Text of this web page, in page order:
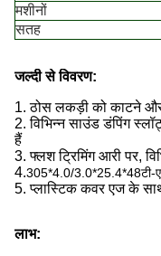
मशीनों
सतह
जल्दी से विवरण:
1. ठोस लकड़ी को काटने
2. विभिन्न साउंड डंपिंग
हैं
3. फ्लश ट्रिमिंग आरी पर,
4.305*4.0/3.0*25.4*48टी-
5. प्लास्टिक कवर एज के
लाभ: